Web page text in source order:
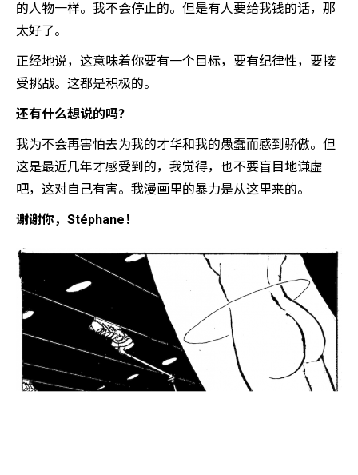
的人物一样。我不会停止的。但是有人要给我钱的话，那
太好了。
正经地说，这意味着你要有一个目标，要有纪律性，要接
受挑战。这都是积极的。
还有什么想说的吗？
我为不会再害怕去为我的才华和我的愚蠢而感到骄傲。但
这是最近几年才感受到的，我觉得，也不要盲目地谦虚
吧，这对自己有害。我漫画里的暴力是从这里来的。
谢谢你，Stéphane！